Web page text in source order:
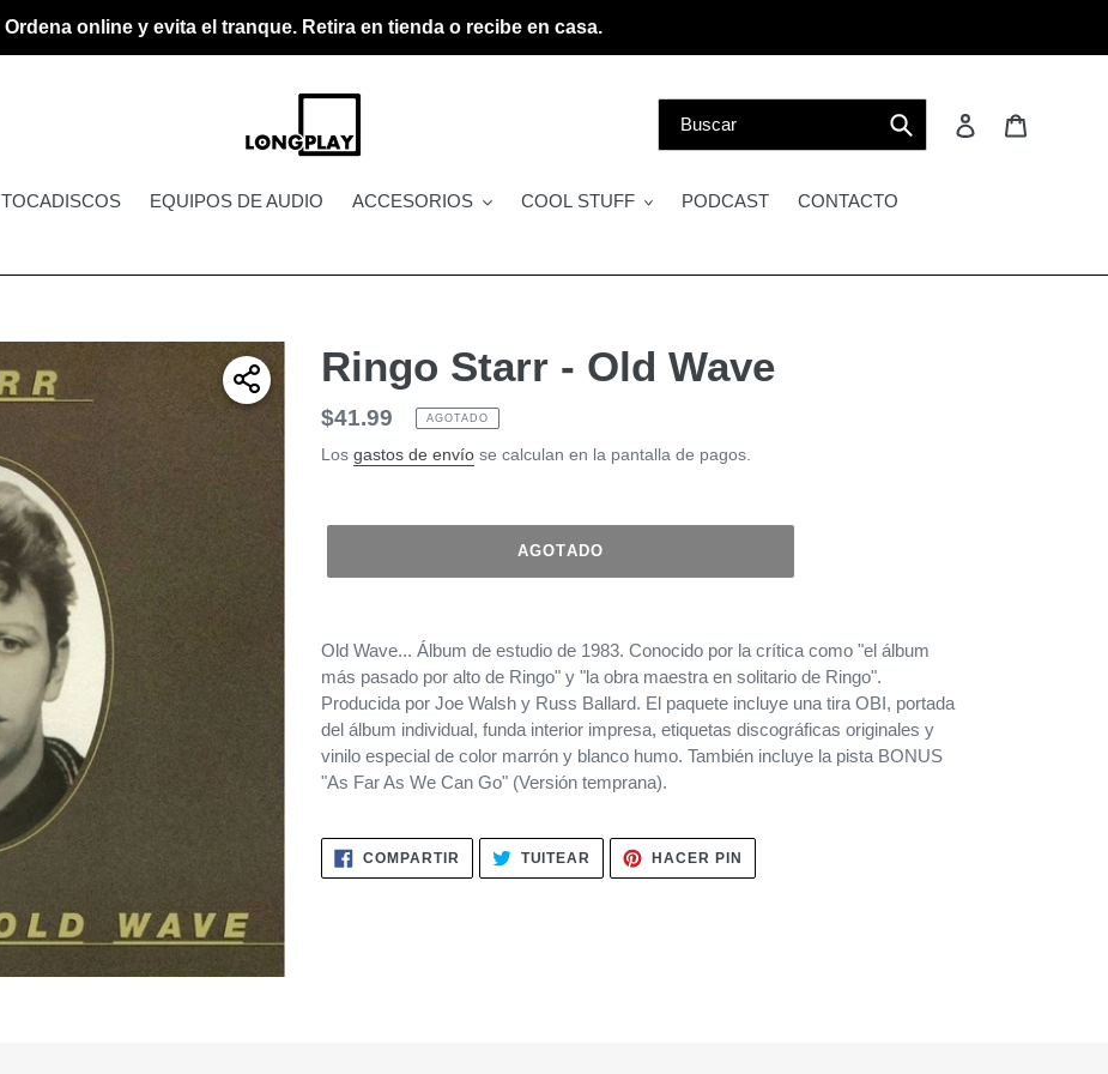
Ordena online y evita el tranque. Retira en tienda o recibe en casa.
Buscar Ingresar
TOCADISCOS EQUIPOS DE AUDIO ACCESORIOS COOL STUFF PODCAST CONTACTO
Ringo Starr - Old Wave
Precio
habitual
$41.99 AGOTADO
Los gastos de envío se calculan en la pantalla de pagos.
AGOTADO
el
producto
a
tu
carrito
de
Old Wave... Álbum de estudio de 1983. Conocido por la crítica como "el álbum
más pasado por alto de Ringo" y "la obra maestra en solitario de Ringo".
Producida por Joe Walsh y Russ Ballard. El paquete incluye una tira OBI, portada
del álbum individual, funda interior impresa, etiquetas discográficas originales y
vinilo especial de color marrón y blanco humo. También incluye la pista BONUS
"As Far As We Can Go" (Versión temprana).
COMPARTIR COMPARTIR
FACEBOOK
TUITEAR TUITEAR
TWITTER
HACER PIN
PINTEREST